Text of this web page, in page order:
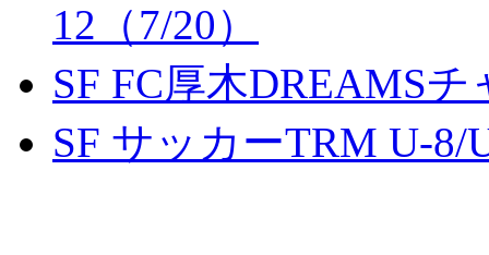
12（7/20）
SF FC厚木DREAMS
SF サッカーTRM U-8/